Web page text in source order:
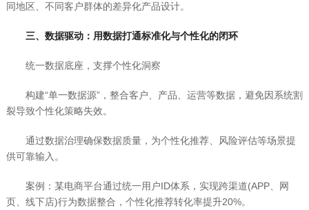
同地区、不同客户群体的差异化产品设计。
三、数据驱动：用数据打通标准化与个性化的闭环
统一数据底座，支撑个性化洞察
构建“单一数据源”，整合客户、产品、运营等数据，避免因系统割
裂导致个性化策略失效。
通过数据治理确保数据质量，为个性化推荐、风险评估等场景提
供可靠输入。
案例：某电商平台通过统一用户ID体系，实现跨渠道(APP、网
页、线下店)行为数据整合，个性化推荐转化率提升20%。